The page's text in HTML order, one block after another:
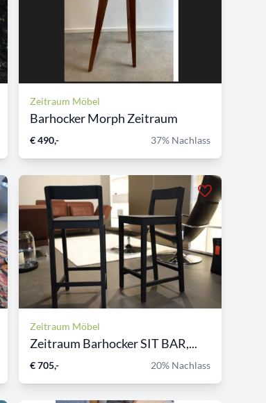
Zeitraum Möbel
Barhocker Morph Zeitraum
€ 490,- 37% Nachlass
Zeitraum Möbel
Zeitraum Barhocker SIT BAR,...
€ 705,- 20% Nachlass